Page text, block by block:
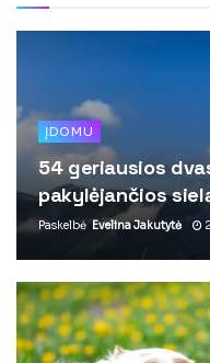
ĮDOMU
54 geriausios
pakylėjančios
Paskelbė Evelina Jakutytė